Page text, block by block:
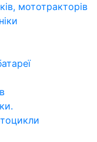
мототракторів